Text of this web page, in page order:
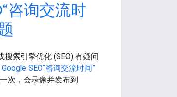
咨询交流时
索引擎优化 (SEO) 有疑问
Google SEO“咨询交流时间”
次，会录像并发布到